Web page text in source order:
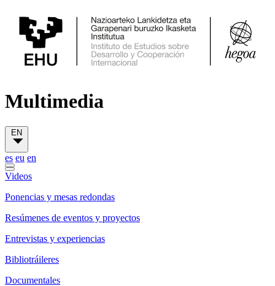
Multimedia
EN
es eu en
Videos
Ponencias y mesas redondas
Resúmenes de eventos y proyectos
Entrevistas y experiencias
Bibliotráileres
Documentales